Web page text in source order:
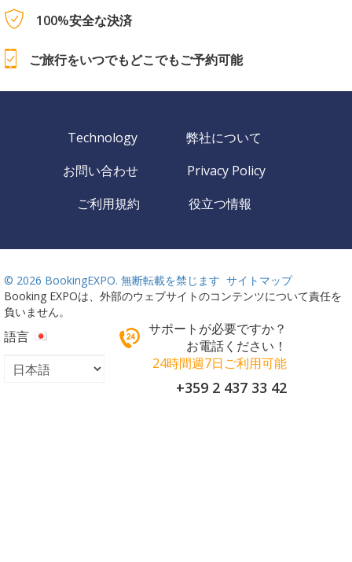
100%安全な決済
ご旅行をいつでもどこでもご予約可能
Technology
弊社について
お問い合わせ
Privacy Policy
ご利用規約
役立つ情報
© 2026 BookingEXPO. 無断転載を禁じます サイトマップ
Booking EXPOは、外部のウェブサイトのコンテンツについて責任を
負いません。
語言
サポートが必要ですか？
お電話ください！
24時間週7日ご利用可能
+359 2 437 33 42